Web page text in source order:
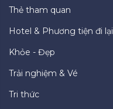
Thẻ tham quan
Hotel & Phương tiện đi lại
Khỏe - Đẹp
Trải nghiệm & Vé
Tri thức